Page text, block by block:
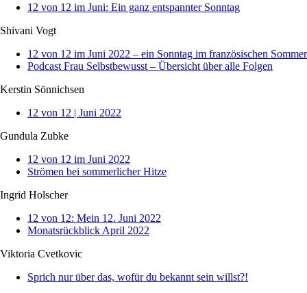
12 von 12 im Juni: Ein ganz entspannter Sonntag
Shivani Vogt
12 von 12 im Juni 2022 – ein Sonntag im französischen Sommer
Podcast Frau Selbstbewusst – Übersicht über alle Folgen
Kerstin Sönnichsen
12 von 12 | Juni 2022
Gundula Zubke
12 von 12 im Juni 2022
Strömen bei sommerlicher Hitze
Ingrid Holscher
12 von 12: Mein 12. Juni 2022
Monatsrückblick April 2022
Viktoria Cvetkovic
Sprich nur über das, wofür du bekannt sein willst?!